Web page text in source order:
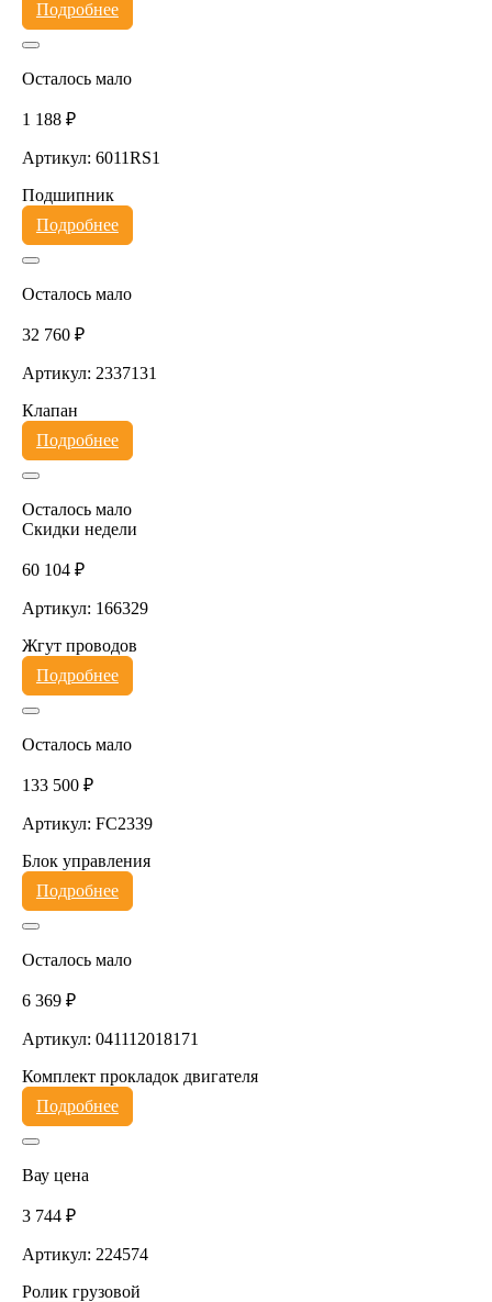
Подробнее
Осталось мало
1 188 ₽
Артикул: 6011RS1
Подшипник
Подробнее
Осталось мало
32 760 ₽
Артикул: 2337131
Клапан
Подробнее
Осталось мало
Скидки недели
60 104 ₽
Артикул: 166329
Жгут проводов
Подробнее
Осталось мало
133 500 ₽
Артикул: FC2339
Блок управления
Подробнее
Осталось мало
6 369 ₽
Артикул: 041112018171
Комплект прокладок двигателя
Подробнее
Вау цена
3 744 ₽
Артикул: 224574
Ролик грузовой